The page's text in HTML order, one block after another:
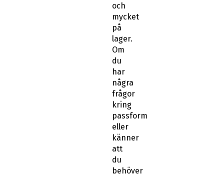
och
mycket
på
lager.
Om
du
har
några
frågor
kring
passform
eller
känner
att
du
behöver